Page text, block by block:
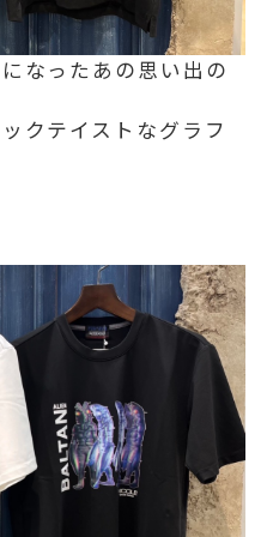
なったあの思い出の
クテイストなグラフ